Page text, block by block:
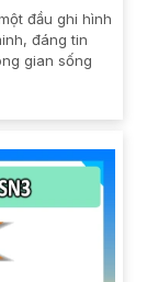
đầu ghi hình
đáng tin
gian sống